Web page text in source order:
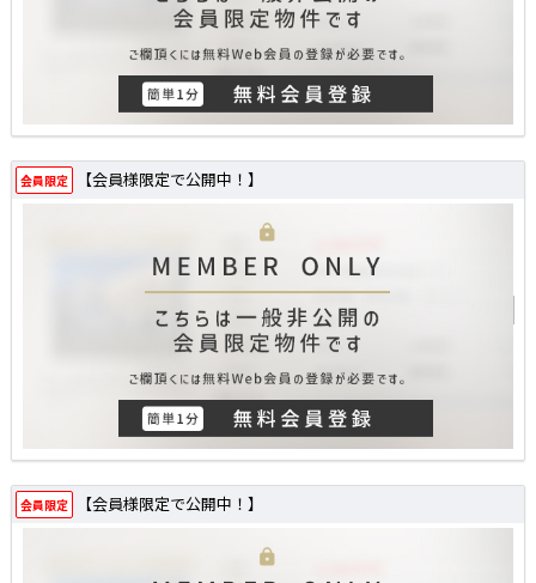
会員限定 【会員様限定で公開中！】
会員限定 【会員様限定で公開中！】